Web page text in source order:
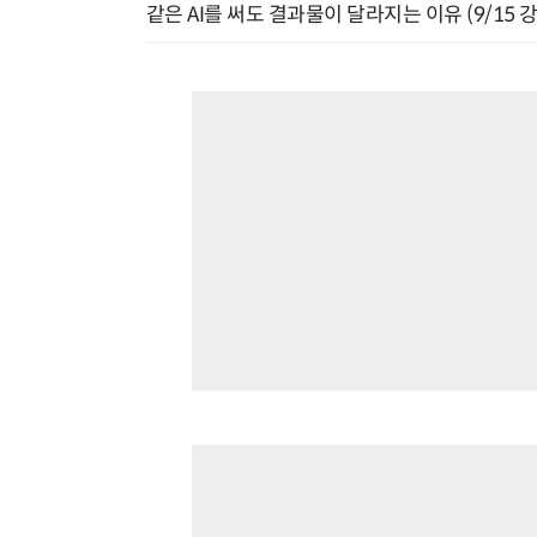
같은 AI를 써도 결과물이 달라지는 이유 (9/15